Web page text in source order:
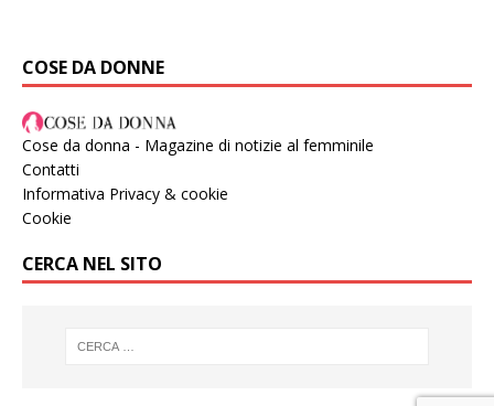
COSE DA DONNE
Cose da donna - Magazine di notizie al femminile
Contatti
Informativa Privacy & cookie
Cookie
CERCA NEL SITO